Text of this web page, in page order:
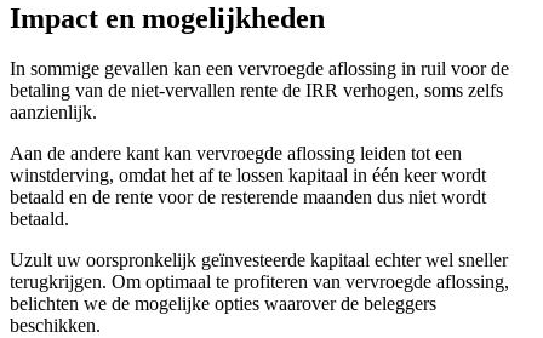
Impact en mogelijkheden
In sommige gevallen kan een vervroegde aflossing in ruil voor de
betaling van de niet-vervallen rente de IRR verhogen, soms zelfs
aanzienlijk.
Aan de andere kant kan vervroegde aflossing leiden tot een
winstderving, omdat het af te lossen kapitaal in één keer wordt
betaald en de rente voor de resterende maanden dus niet wordt
betaald.
Uzult uw oorspronkelijk geïnvesteerde kapitaal echter wel sneller
terugkrijgen. Om optimaal te profiteren van vervroegde aflossing,
belichten we de mogelijke opties waarover de beleggers
beschikken.